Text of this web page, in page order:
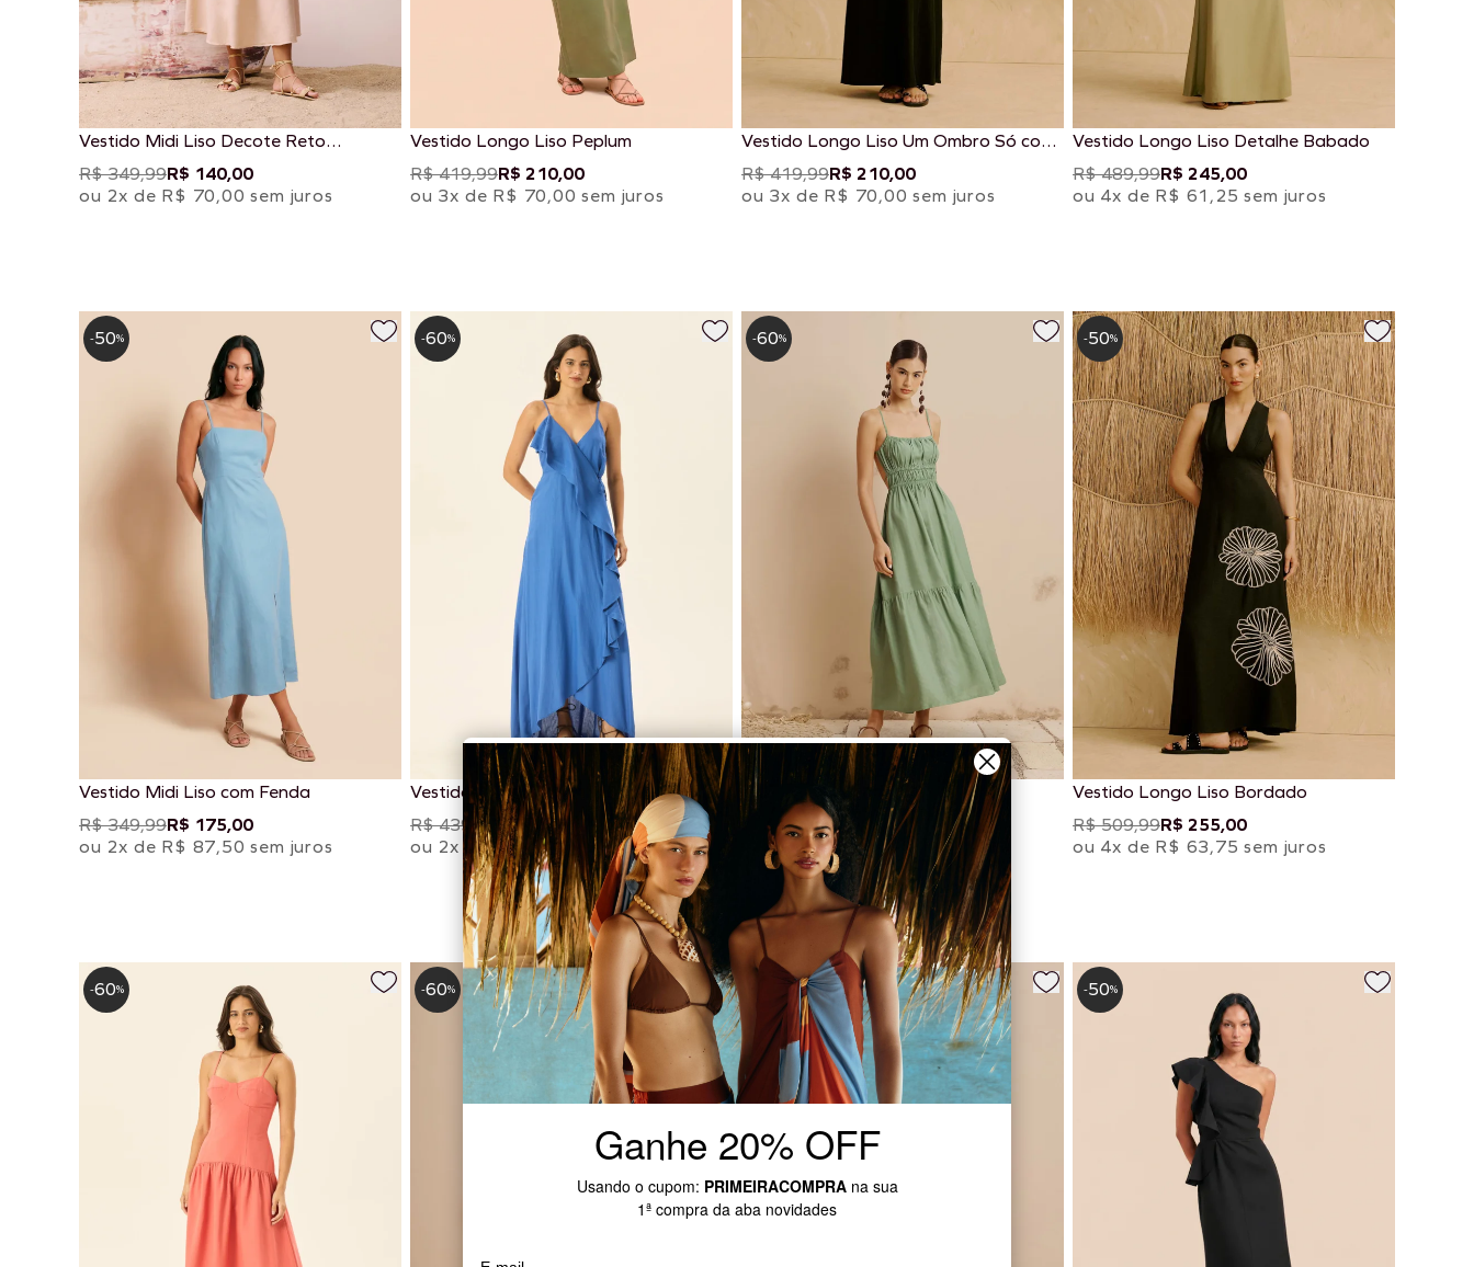
Vestido Midi Liso Decote Reto
Amarração
R$ 349,99R$ 140,00
ou 2x de R$ 70,00 sem juros
Vestido Longo Liso Peplum
R$ 419,99R$ 210,00
ou 3x de R$ 70,00 sem juros
Vestido Longo Liso Um Ombro Só com
Passador
R$ 419,99R$ 210,00
ou 3x de R$ 70,00 sem juros
Vestido Longo Liso Detalhe Babado
R$ 489,99R$ 245,00
ou 4x de R$ 61,25 sem juros
Vestido Midi Liso com Fenda
R$ 349,99R$ 175,00
ou 2x de R$ 87,50 sem juros
-50%
Vestido Longo Cachecouer Babados
Liso
R$ 439,99 R$ 176,00
ou 2x de R$ 88,00 sem juros
-60%
Vestido Midi Elástico Busto
R$ 369,99R$ 148,00
ou 2x de R$ 74,00 sem juros
-60%
Vestido Longo Liso Bordado
R$ 509,99R$ 255,00
ou 4x de R$ 63,75 sem juros
-50%
-60% -60% -50%